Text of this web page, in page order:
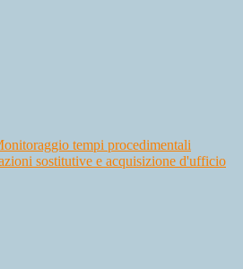
tempi procedimentali
sostitutive e acquisizione d'ufficio